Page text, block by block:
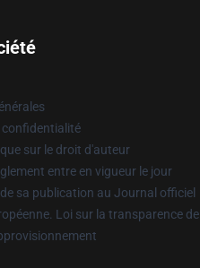
confidentialité
sur le droit d'auteur
entre en vigueur le jour
sa publication au Journal officiel
Loi sur la transparence de